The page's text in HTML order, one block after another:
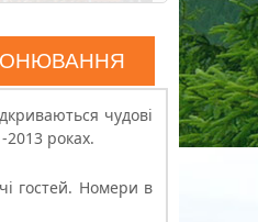
чудові
2013 роках.
гостей. Номери в